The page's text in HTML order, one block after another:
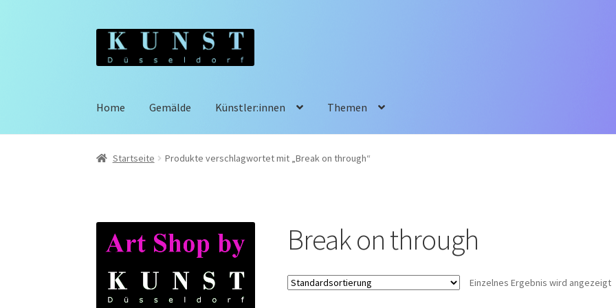
Zur
Navigation
springen
Zum
Inhalt
springen
Home Gemälde Künstler:innen Themen
Startseite Produkte verschlagwortet mit „Break on through“
Break on through
Einzelnes Ergebnis wird angezeigt